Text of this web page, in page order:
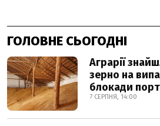
ГОЛОВНЕ СЬОГОДНІ
Аграрії
зерно на
блокади
7 СЕРПНЯ, 14:00